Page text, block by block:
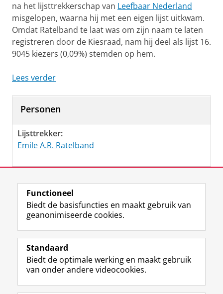
na het lijsttrekkerschap van Leefbaar Nederland
misgelopen, waarna hij met een eigen lijst uitkwam.
Omdat Ratelband te laat was om zijn naam te laten
registreren door de Kiesraad, nam hij deel als lijst 16.
9045 kiezers (0,09%) stemden op hem.
Lees verder
Personen
Lijsttrekker:
Emile A.R. Ratelband
Laatst gewijzigd: 21 februari 2023 12:01
Volg de RUG
F
a
e
b
o
L
i
k
e
I
R
S
-
f
e
I
n
t
r
Y
o
T
e
Studiekiezers
Functioneel
Biedt de basisfuncties en maakt gebruik van
geanonimiseerde cookies.
Standaard
Biedt de optimale werking en maakt gebruik
van onder andere videocookies.